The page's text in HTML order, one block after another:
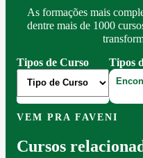
As formações mais
dentre mais de 1000
Tipos de Curso
Tipos
VEM PRA FAVENI
Cursos